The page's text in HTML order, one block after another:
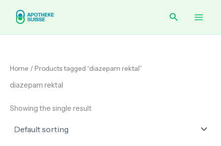
content
Search
Home / Products tagged “diazepam rektal”
diazepam rektal
Showing the single result